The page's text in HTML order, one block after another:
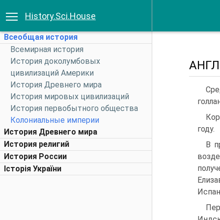
History.Sci.House
Всеобщая история
Всемирная история
История доколумбовых
цивилизаций Америки
История Древнего мира
История мировых цивилизаций
История первобытного общества
Колониальные империи
История Древнего мира
История религий
История России
Історія України
году.
В